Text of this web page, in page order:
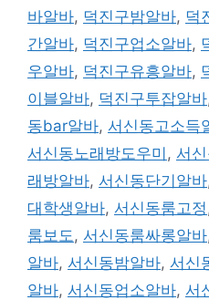
바알바, 덕진구밤알바, 덕
간알바, 덕진구업소알바,
우알바, 덕진구유흥알바,
이블알바, 덕진구투잡알바
동bar알바, 서신동고소득
서신동노래방도우미 , 서
래방알바, 서신동단기알바
대학생알바, 서신동룸고정
룸보도 , 서신동룸싸롱알바
알바, 서신동밤알바, 서신
알바, 서신동업소알바, 서